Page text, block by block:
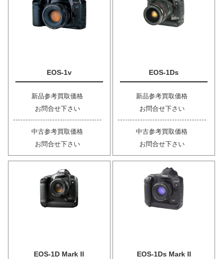
EOS-1v
新品参考買取価格
お問合せ下さい
中古参考買取価格
お問合せ下さい
EOS-1Ds
新品参考買取価格
お問合せ下さい
中古参考買取価格
お問合せ下さい
EOS-1D Mark II EOS-1Ds Mark II